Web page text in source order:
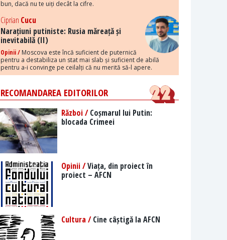
bun, dacă nu te uiți decât la cifre.
Ciprian Cucu
Narațiuni putiniste: Rusia măreață și
inevitabilă (II)
Opinii / Moscova este încă suficient de puternică
pentru a destabiliza un stat mai slab și suficient de abilă
pentru a-i convinge pe ceilalți că nu merită să-l apere.
RECOMANDAREA EDITORILOR
Război /Coșmarul lui Putin:
blocada Crimeei
Opinii /Viața, din proiect în
proiect – AFCN
Cultura /Cine câștigă la AFCN